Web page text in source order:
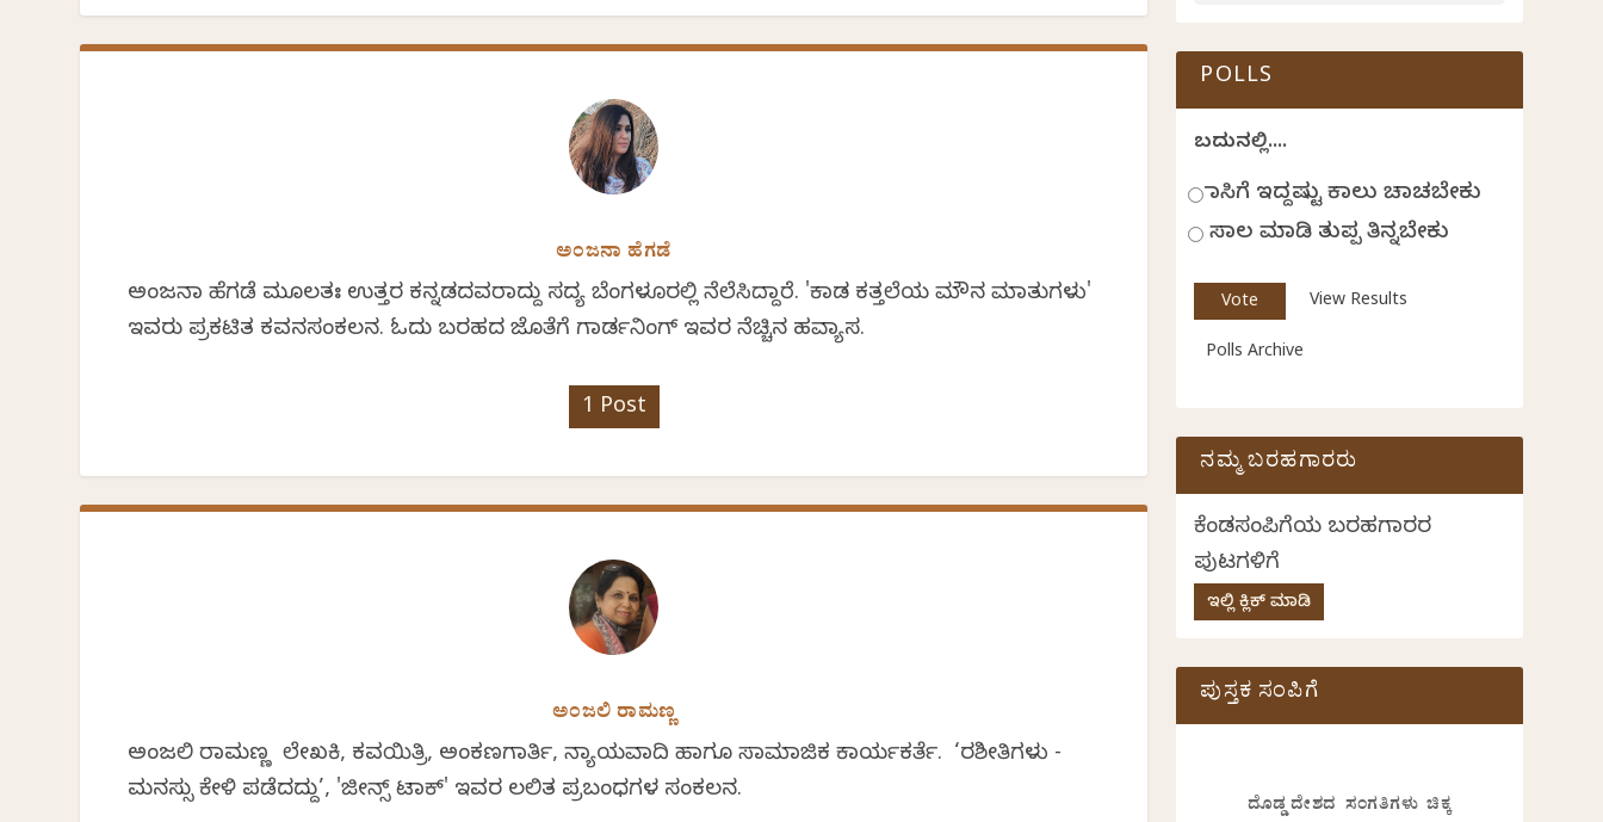
ಅಂಜನಾ ಹೆಗಡೆ
ಅಂಜನಾ ಹೆಗಡೆ ಮೂಲತಃ ಉತ್ತರ ಕನ್ನಡದವರಾಗಿದ್ದು ಸದ್ಯ ಬೆಂಗಳೂರಲ್ಲಿ ನೆಲೆಸಿದ್ದಾರೆ. 'ಕಾಡ ಕತ್ತಲೆಯ ಮೌನ ಮಾತುಗಳು'
ಇವರು ಪ್ರಕಟಿತ ಕವನಸಂಕಲನ. ಓದು ಬರಹದ ಜೊತೆಗೆ ಗಾರ್ಡನಿಂಗ್ ಇವರ ನೆಚ್ಚಿನ ಹವ್ಯಾಸ.
1 Post
ಅಂಜಲಿ ರಾಮಣ್ಣ
ಅಂಜಲಿ ರಾಮಣ್ಣ ಲೇಖಕಿ, ಕವಯಿತ್ರಿ, ಅಂಕಣಗಾರ್ತಿ, ನ್ಯಾಯವಾದಿ ಹಾಗೂ ಸಾಮಾಜಿಕ ಕಾರ್ಯಕರ್ತೆ. ‘ರಶೀತಿಗಳು -
ಮನಸ್ಸು ಕೇಳಿ ಪಡೆದದ್ದು’, 'ಜೀನ್ಸ್ ಟಾಕ್' ಇವರ ಲಲಿತ ಪ್ರಬಂಧಗಳ ಸಂಕಲನ.
POLLS
ಬದುಕಿನಲ್ಲಿ....
ಹಾಸಿಗೆ ಇದ್ದಷ್ಟು ಕಾಲು ಚಾಚಬೇಕು
ಸಾಲ ಮಾಡಿ ತುಪ್ಪ ತಿನ್ನಬೇಕು
View Results
Polls Archive
ನಮ್ಮ ಬರಹಗಾರರು
ಕೆಂಡಸಂಪಿಗೆಯ ಬರಹಗಾರರ
ಪುಟಗಳಿಗೆ
ಇಲ್ಲಿ ಕ್ಲಿಕ್ ಮಾಡಿ
ಪುಸ್ತಕ ಸಂಪಿಗೆ
ದೊಡ್ಡ ದೇಶದ ಸಂಗತಿಗಳು ಚಿಕ್ಕ